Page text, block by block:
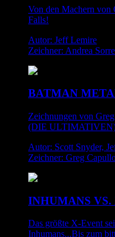
Von den Machern
Falls!
Autor: Jeff Lemire
Zeichner: Andrea
BATMAN
Zeichnungen von
(DIE
Autor: Scott Snyder,
Zeichner: Greg
INHUMANS VS.
Das größte X-Event
Inhumans...Bis zum